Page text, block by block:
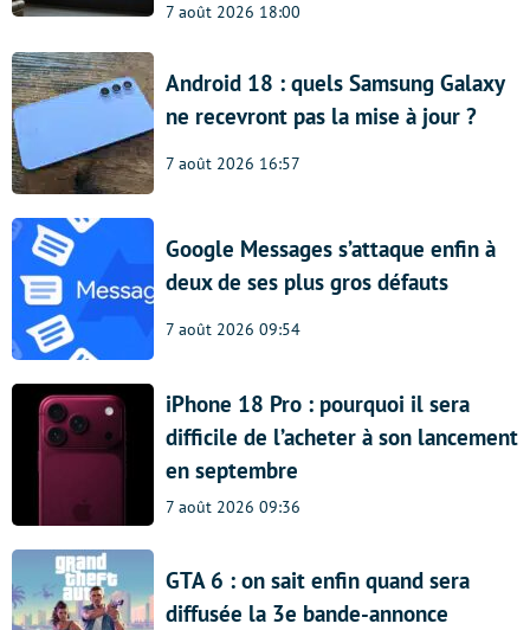
7 août 2026 18:00
Android 18 : quels Samsung Galaxy
ne recevront pas la mise à jour ?
7 août 2026 16:57
Google Messages s’attaque enfin à
deux de ses plus gros défauts
7 août 2026 09:54
iPhone 18 Pro : pourquoi il sera
difficile de l’acheter à son lancement
en septembre
7 août 2026 09:36
GTA 6 : on sait enfin quand sera
diffusée la 3e bande-annonce